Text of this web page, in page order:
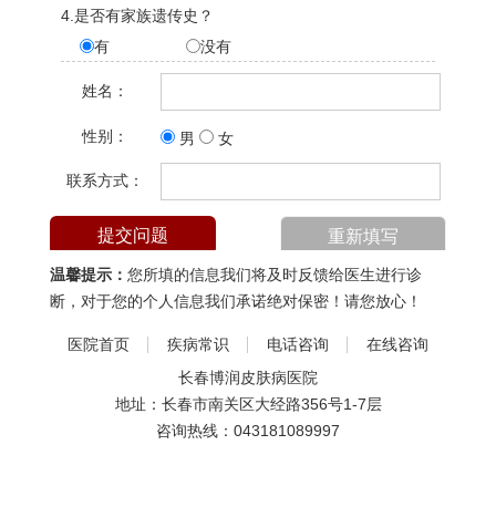
4.是否有家族遗传史？
有
没有
姓名：
性别： 男 女
联系方式：
温馨提示： 您所填的信息我们将及时反馈给医生进行诊
断，对于您的个人信息我们承诺绝对保密！请您放心！
医院首页 疾病常识 电话咨询
在线咨询
长春博润皮肤病医院
地址：长春市南关区大经路356号1-7层
咨询热线： 043181089997